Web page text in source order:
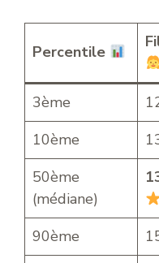
Percentile
3ème
10ème
50ème
(médiane)
90ème